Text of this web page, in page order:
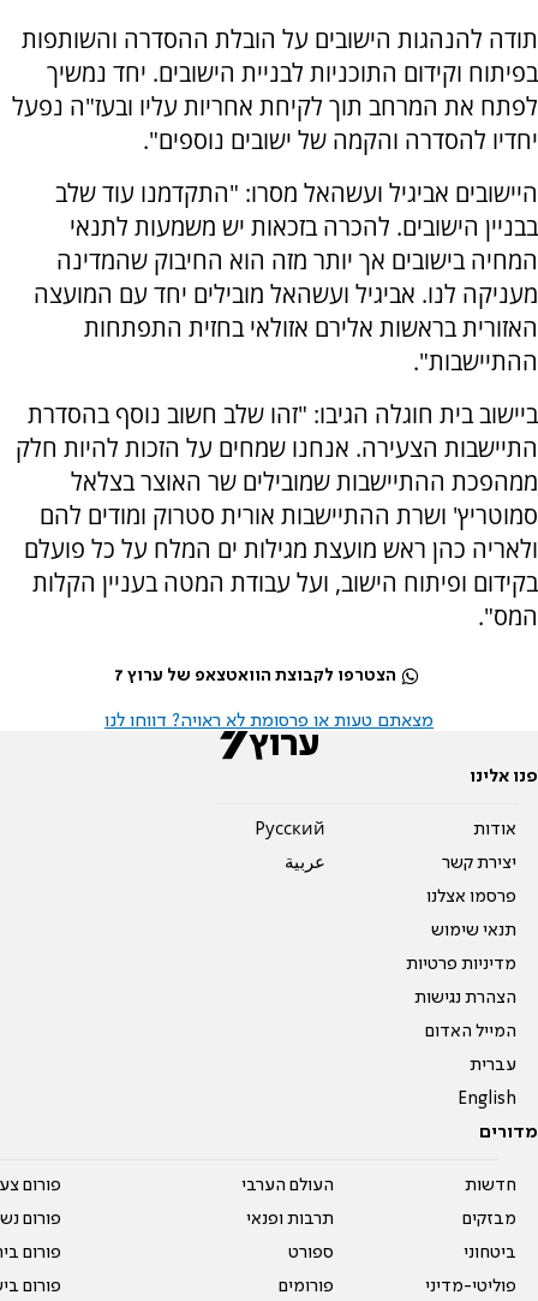
תודה להנהגות הישובים על הובלת ההסדרה והשותפות
בפיתוח וקידום התוכניות לבניית הישובים. יחד נמשיך
לפתח את המרחב תוך לקיחת אחריות עליו ובעז"ה נפעל
יחדיו להסדרה והקמה של ישובים נוספים".
היישובים אביגיל ועשהאל מסרו: "התקדמנו עוד שלב
בבניין הישובים. להכרה בזכאות יש משמעות לתנאי
המחיה בישובים אך יותר מזה הוא החיבוק שהמדינה
מעניקה לנו. אביגיל ועשהאל מובילים יחד עם המועצה
האזורית בראשות אלירם אזולאי בחזית התפתחות
ההתיישבות".
ביישוב בית חוגלה הגיבו: "זהו שלב חשוב נוסף בהסדרת
התיישבות הצעירה. אנחנו שמחים על הזכות להיות חלק
ממהפכת ההתיישבות שמובילים שר האוצר בצלאל
סמוטריץ' ושרת ההתיישבות אורית סטרוק ומודים להם
ולאריה כהן ראש מועצת מגילות ים המלח על כל פועלם
בקידום ופיתוח הישוב, ועל עבודת המטה בעניין הקלות
המס".
הצטרפו לקבוצת הוואטצאפ של ערוץ 7
מצאתם טעות או פרסומת לא ראויה? דווחו לנו
פנו אלינו
אודות
יצירת קשר
פרסמו אצלנו
תנאי שימוש
מדיניות פרטיות
הצהרת נגישות
המייל האדום
עברית
English
Pусский
عربية
מדורים
חדשות
מבזקים
ביטחוני
פוליטי-מדיני
העולם הערבי
תרבות ופנאי
ספורט
פורומים
פורום
פורום
פורום
פורום